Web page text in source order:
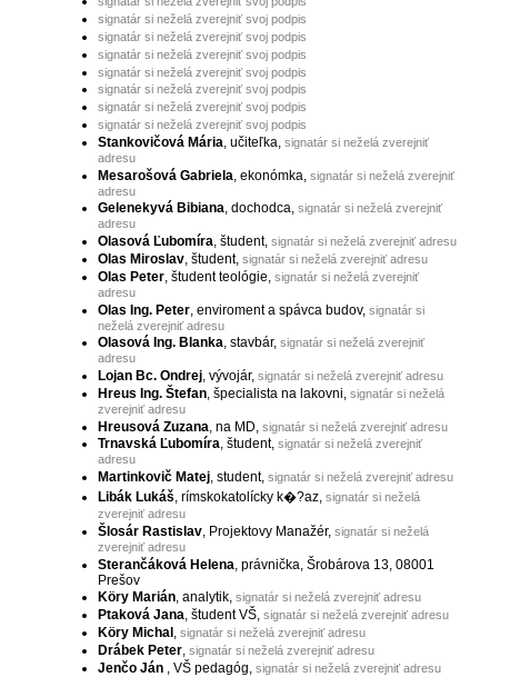
signatár si neželá zverejniť svoj podpis
signatár si neželá zverejniť svoj podpis
signatár si neželá zverejniť svoj podpis
signatár si neželá zverejniť svoj podpis
signatár si neželá zverejniť svoj podpis
signatár si neželá zverejniť svoj podpis
signatár si neželá zverejniť svoj podpis
Stankovičová Mária , učiteľka, signatár si neželá zverejniť
adresu
Mesarošová Gabriela , ekonómka, signatár si neželá zverejniť
adresu
Gelenekyvá Bibiana, dochodca, signatár si neželá zverejniť
adresu
Olasová Ľubomíra, študent, signatár si neželá zverejniť adresu
Olas Miroslav, študent, signatár si neželá zverejniť adresu
Olas Peter , študent teológie, signatár si neželá zverejniť
adresu
Olas Ing. Peter , enviroment a spávca budov, signatár si
neželá zverejniť adresu
Olasová Ing. Blanka, stavbár, signatár si neželá zverejniť
adresu
Lojan Bc. Ondrej, vývojár, signatár si neželá zverejniť adresu
Hreus Ing. Štefan, špecialista na lakovni, signatár si neželá
zverejniť adresu
Hreusová Zuzana , na MD, signatár si neželá zverejniť adresu
Trnavská Ľubomíra, študent, signatár si neželá zverejniť
adresu
Martinkovič Matej, student, signatár si neželá zverejniť adresu
Libák Lukáš, rímskokatolícky k�?az, signatár si neželá
zverejniť adresu
Šlosár Rastislav, Projektovy Manažér, signatár si neželá
zverejniť adresu
Sterančáková Helena , právnička, Šrobárova 13, 08001
Prešov
Köry Marián, analytik, signatár si neželá zverejniť adresu
Ptaková Jana, študent VŠ, signatár si neželá zverejniť adresu
Köry Michal , signatár si neželá zverejniť adresu
Drábek Peter, signatár si neželá zverejniť adresu
Jenčo Ján , VŠ pedagóg, signatár si neželá zverejniť adresu